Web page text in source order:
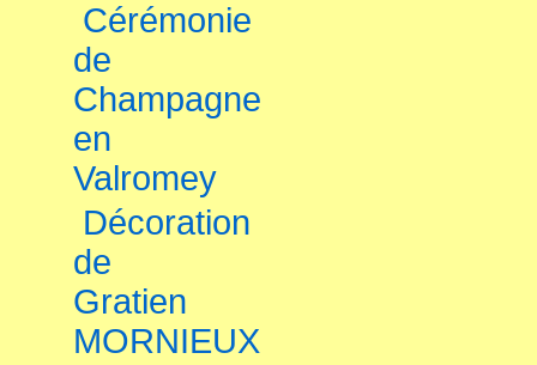
Cérémonie
de
Champagne
en
Valromey
Décoration
de
Gratien
MORNIEUX